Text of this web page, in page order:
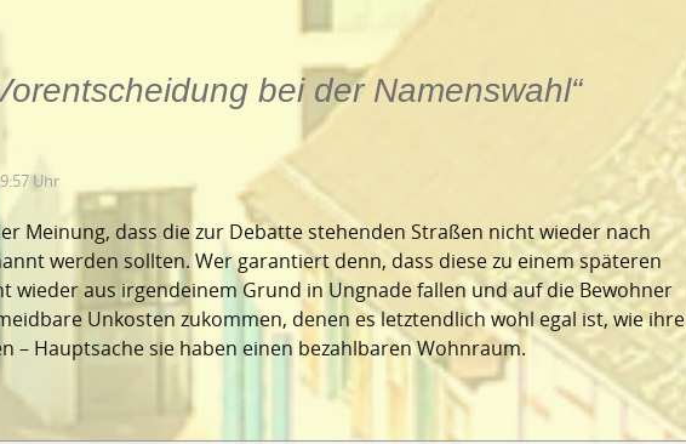
bei der Namenswahl“
Uhr
Meinung, dass die zur Debatte stehenden Straßen nicht wieder nach
werden sollten. Wer garantiert denn, dass diese zu einem späteren
wieder aus irgendeinem Grund in Ungnade fallen und auf die Bewohner
Unkosten zukommen, denen es letztendlich wohl egal ist, wie ihre
– Hauptsache sie haben einen bezahlbaren Wohnraum.